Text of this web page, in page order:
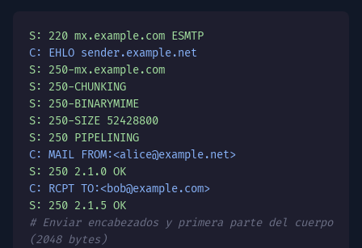
S: 220 mx.example.com ESMTP
C: EHLO sender.example.net
S: 250-mx.example.com
S: 250-CHUNKING
S: 250-BINARYMIME
S: 250-SIZE 52428800
S: 250 PIPELINING
C: MAIL FROM:<alice@example.net>
S: 250 2.1.0 OK
C: RCPT TO:<bob@example.com>
S: 250 2.1.5 OK
# Enviar encabezados y primera parte del cuerpo
(2048 bytes)